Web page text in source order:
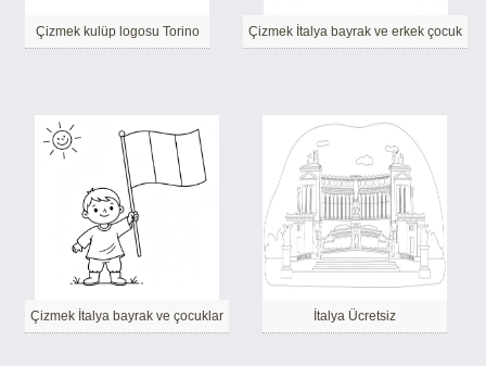
Çizmek kulüp logosu Torino Çizmek İtalya bayrak ve erkek çocuk
Çizmek İtalya bayrak ve çocuklar İtalya Ücretsiz